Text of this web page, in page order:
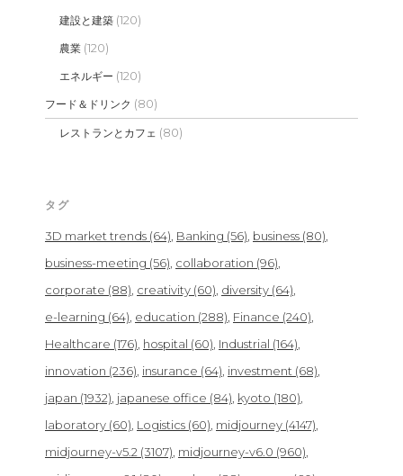
建設と建築 (120)
農業 (120)
エネルギー (120)
フード＆ドリンク (80)
レストランとカフェ (80)
タグ
3D market trends (64) Banking (56) business (80)
business-meeting (56) collaboration (96)
corporate (88) creativity (60) diversity (64)
e-learning (64) education (288) Finance (240)
Healthcare (176) hospital (60) Industrial (164)
innovation (236) insurance (64) investment (68)
japan (1932) japanese office (84) kyoto (180)
laboratory (60) Logistics (60) midjourney (4147)
midjourney-v5.2 (3107) midjourney-v6.0 (960)